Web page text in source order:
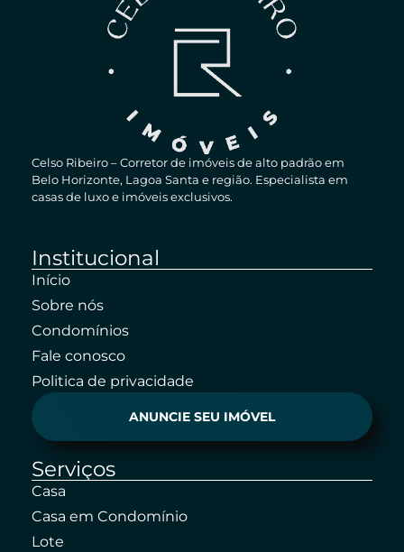
Celso Ribeiro – Corretor de imóveis de alto padrão em
Belo Horizonte, Lagoa Santa e região. Especialista em
casas de luxo e imóveis exclusivos.
Institucional
Início
Sobre nós
Condomínios
Fale conosco
Politica de privacidade
ANUNCIE SEU IMÓVEL
Serviços
Casa
Casa em Condomínio
Lote